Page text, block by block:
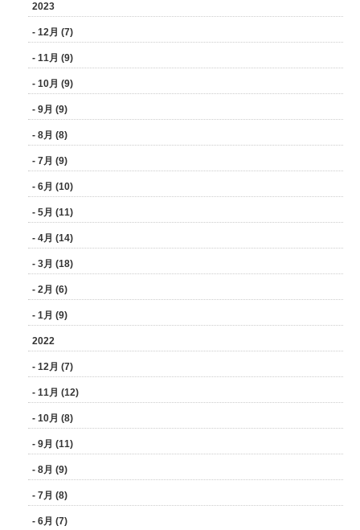
2023
- 12月 (7)
- 11月 (9)
- 10月 (9)
- 9月 (9)
- 8月 (8)
- 7月 (9)
- 6月 (10)
- 5月 (11)
- 4月 (14)
- 3月 (18)
- 2月 (6)
- 1月 (9)
2022
- 12月 (7)
- 11月 (12)
- 10月 (8)
- 9月 (11)
- 8月 (9)
- 7月 (8)
- 6月 (7)